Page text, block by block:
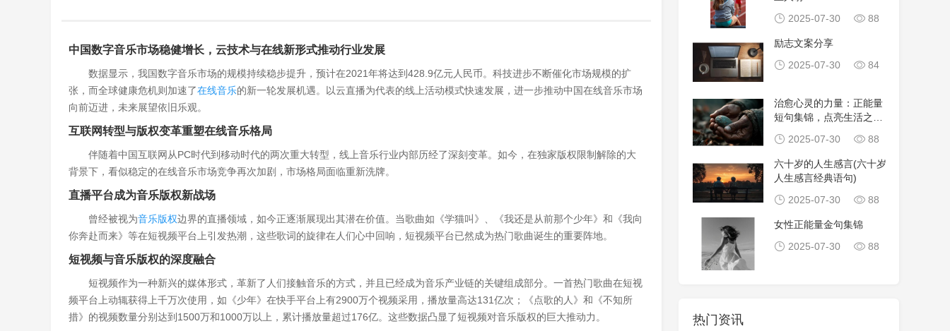
中国数字音乐市场稳健增长，云技术与在线新形式推动行业发展
数据显示，我国数字音乐市场的规模持续稳步提升，预计在2021年将达到428.9亿元人民币。科技进步不断催化市场规模的扩
张，而全球健康危机则加速了在线音乐的新一轮发展机遇。以云直播为代表的线上活动模式快速发展，进一步推动中国在线音乐市场
向前迈进，未来展望依旧乐观。
互联网转型与版权变革重塑在线音乐格局
伴随着中国互联网从PC时代到移动时代的两次重大转型，线上音乐行业内部历经了深刻变革。如今，在独家版权限制解除的大
背景下，看似稳定的在线音乐市场竞争再次加剧，市场格局面临重新洗牌。
直播平台成为音乐版权新战场
曾经被视为音乐版权边界的直播领域，如今正逐渐展现出其潜在价值。当歌曲如《学猫叫》、《我还是从前那个少年》和《我向
你奔赴而来》等在短视频平台上引发热潮，这些歌词的旋律在人们心中回响，短视频平台已然成为热门歌曲诞生的重要阵地。
短视频与音乐版权的深度融合
短视频作为一种新兴的媒体形式，革新了人们接触音乐的方式，并且已经成为音乐产业链的关键组成部分。一首热门歌曲在短视
频平台上动辄获得上千万次使用，如《少年》在快手平台上有2900万个视频采用，播放量高达131亿次；《点歌的人》和《不知所
措》的视频数量分别达到1500万和1000万以上，累计播放量超过176亿。这些数据凸显了短视频对音乐版权的巨大推动力。
2025-07-30
88
励志文案分享
2025-07-30
84
治愈心灵的力量：正能量
短句集锦，点亮生活之旅
2025-07-30 88
六十岁的人生感言(六十岁
人生感言经典语句)
2025-07-30
88
女性正能量金句集锦
2025-07-30
88
热门资讯